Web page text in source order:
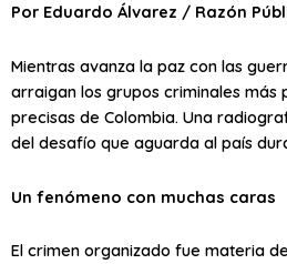
Por Eduardo Álvarez / Razón
Mientras avanza la paz con las
arraigan los grupos criminales más
precisas de Colombia. Una
del desafío que aguarda al país
Un fenómeno con muchas caras
El crimen organizado fue materia